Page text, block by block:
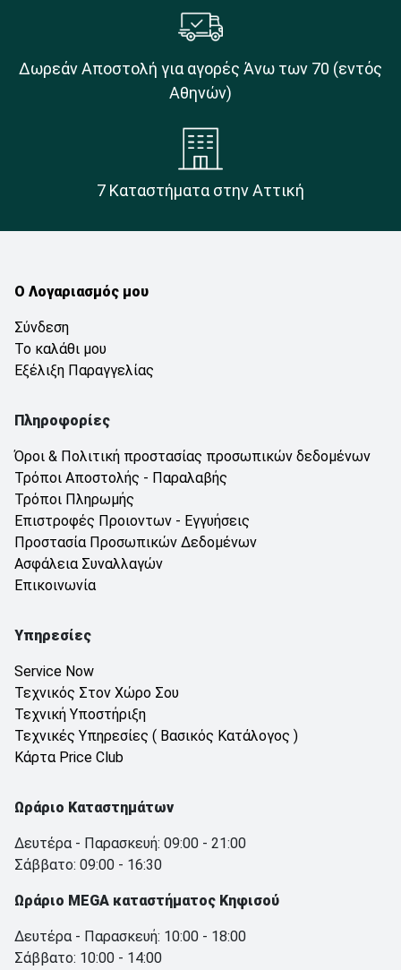
Δωρεάν Αποστολή για αγορές Άνω των 70 (εντός
Αθηνών)
7 Καταστήματα στην Αττική
Ο Λογαριασμός μου
Σύνδεση
Το καλάθι μου
Εξέλιξη Παραγγελίας
Πληροφορίες
Όροι & Πολιτική προστασίας προσωπικών δεδομένων
Τρόποι Αποστολής - Παραλαβής
Τρόποι Πληρωμής
Επιστροφές Προιοντων - Εγγυήσεις
Προστασία Προσωπικών Δεδομένων
Ασφάλεια Συναλλαγών
Επικοινωνία
Υπηρεσίες
Service Now
Τεχνικός Στον Χώρο Σου
Τεχνική Υποστήριξη
Τεχνικές Υπηρεσίες ( Βασικός Κατάλογος )
Κάρτα Price Club
Ωράριο Καταστημάτων
Δευτέρα - Παρασκευή: 09:00 - 21:00
Σάββατο: 09:00 - 16:30
Ωράριο MEGA καταστήματος Κηφισού
Δευτέρα - Παρασκευή: 10:00 - 18:00
Σάββατο: 10:00 - 14:00